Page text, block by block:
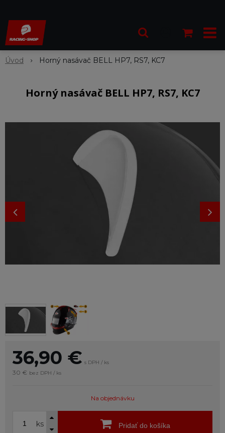
Úvod Horný nasávač BELL HP7, RS7, KC7
Horný nasávač BELL HP7, RS7, KC7
36,90 € s DPH / ks
30 € bez DPH / ks
Na objednávku
ks Pridať do košíka